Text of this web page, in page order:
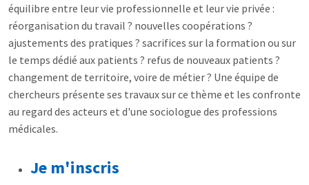
équilibre entre leur vie professionnelle et leur vie privée :
réorganisation du travail ? nouvelles coopérations ?
ajustements des pratiques ? sacrifices sur la formation ou sur
le temps dédié aux patients ? refus de nouveaux patients ?
changement de territoire, voire de métier ? Une équipe de
chercheurs présente ses travaux sur ce thème et les confronte
au regard des acteurs et d'une sociologue des professions
médicales.
Je m'inscris